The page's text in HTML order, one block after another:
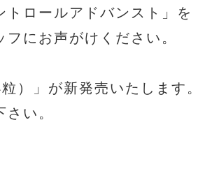
ロールアドバンスト」を
にお声がけください。
）」が新発売いたします。
い。